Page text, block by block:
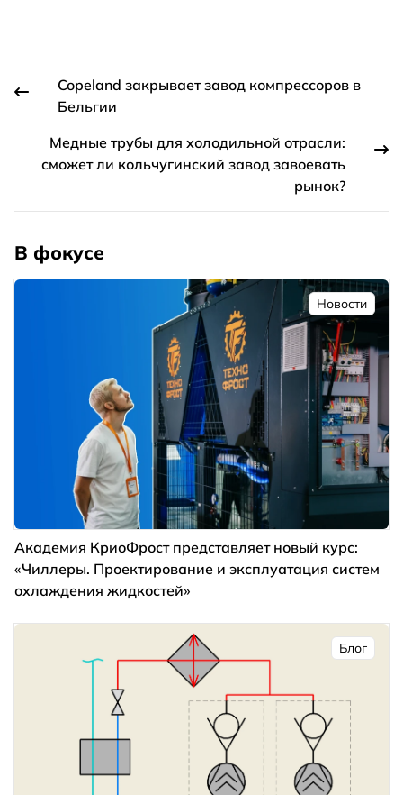
Copeland закрывает завод компрессоров в
Бельгии
Медные трубы для холодильной отрасли:
сможет ли кольчугинский завод завоевать
рынок?
В фокусе
Новости
Академия КриоФрост представляет новый курс:
«Чиллеры. Проектирование и эксплуатация систем
охлаждения жидкостей»
Блог